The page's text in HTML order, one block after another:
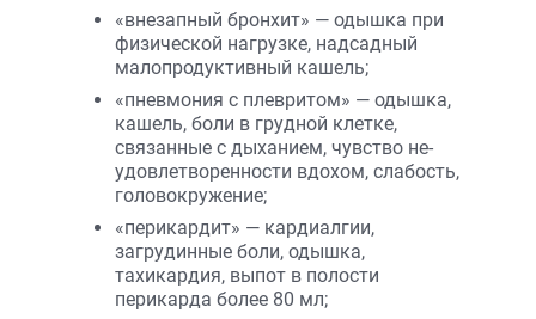
«внезапный бронхит» — одышка при
физической нагрузке, надсадный
малопродуктивный кашель;
«пневмония с плевритом» — одышка,
кашель, боли в грудной клетке,
связанные с дыханием, чувство не­
удовлетворенности вдохом, слабость,
головокружение;
«перикардит» — кардиалгии,
загрудинные боли, одышка,
тахикардия, выпот в полости
перикарда более 80 мл;